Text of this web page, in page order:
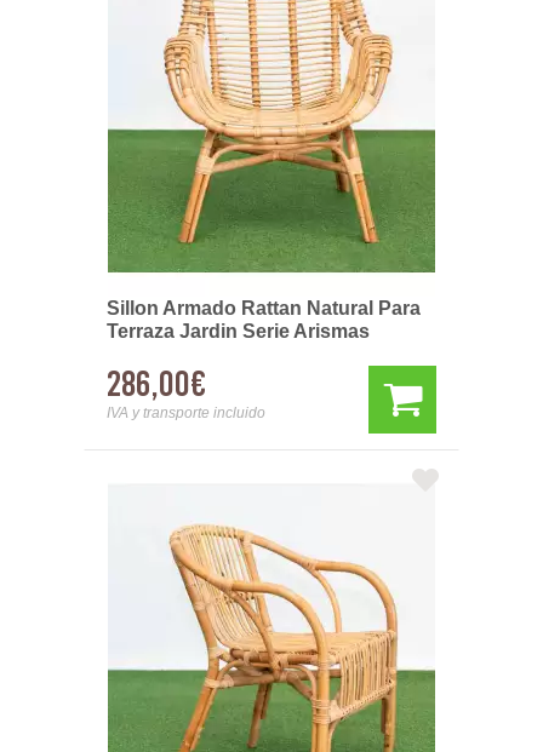
Sillon Armado Rattan Natural Para
Terraza Jardin Serie Arismas
286,00€
IVA y transporte incluido